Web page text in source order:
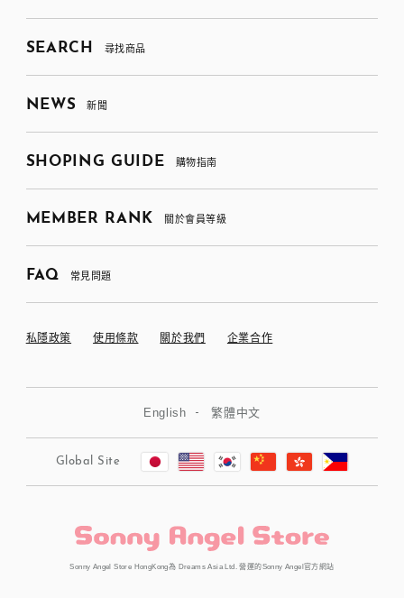
SEARCH 尋找商品
NEWS 新聞
SHOPING GUIDE 購物指南
MEMBER RANK 關於會員等級
FAQ 常見問題
私隱政策 使用條款 關於我們 企業合作
English 繁體中文
Global Site
Sonny Angel Store HongKong為 Dreams Asia Ltd. 營運的Sonny Angel官方網站